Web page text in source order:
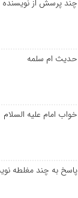
چند پرسش از نویسنده
حدیث ام سلمه
خواب امام علیه السلام
پاسخ به چند مغلطه